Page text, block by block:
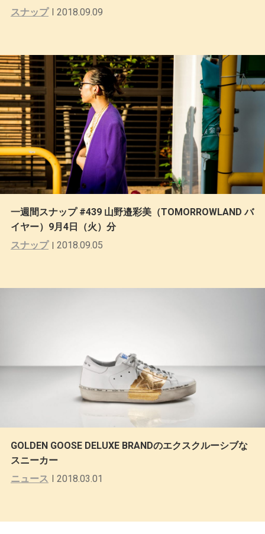
スナップ
2018.09.09
一週間スナップ #439 山野邉彩美（TOMORROWLAND バ
イヤー）9月4日（火）分
スナップ
2018.09.05
GOLDEN GOOSE DELUXE BRANDのエクスクルーシブな
スニーカー
ニュース
2018.03.01